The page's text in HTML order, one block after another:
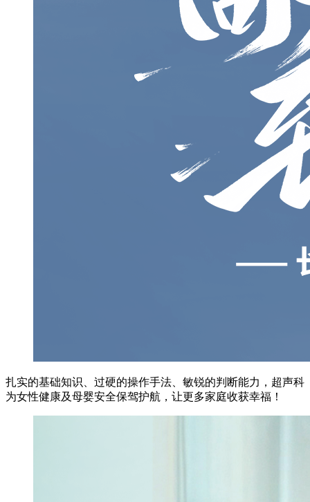
扎实的基础知识、过硬的操作手法、敏锐的判断能力，超声科
为女性健康及母婴安全保驾护航，让更多家庭收获幸福！